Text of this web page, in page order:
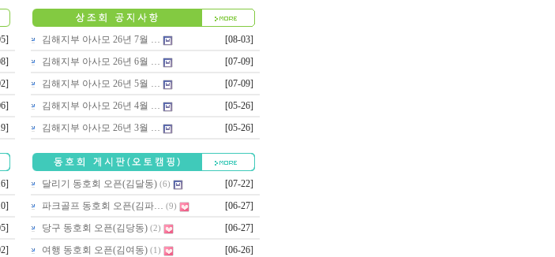
김해지부 아사모 26년 7월 …
[08-03]
김해지부 아사모 26년 6월 …
[07-09]
김해지부 아사모 26년 5월 …
[07-09]
김해지부 아사모 26년 4월 …
[05-26]
김해지부 아사모 26년 3월 …
[05-26]
달리기 동호회 오픈(김달동) (6)
[07-22]
파크골프 동호회 오픈(김파… (9)
[06-27]
당구 동호회 오픈(김당동) (2)
[06-27]
여행 동호회 오픈(김여동) (1)
[06-26]